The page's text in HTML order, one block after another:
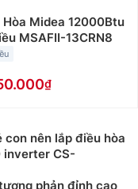
Midea 12000Btu
MSAFII-13CRN8
con nên lắp điều hòa
inverter CS-
phản đỉnh cao